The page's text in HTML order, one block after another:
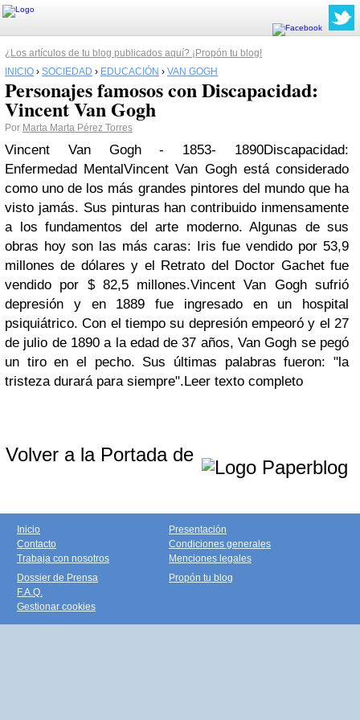
¿Los artículos de tu blog publicados aquí? ¡Propón tu blog!
INICIO › SOCIEDAD › EDUCACIÓN › VAN GOGH
Personajes famosos con Discapacidad:
Vincent Van Gogh
Por Marta Marta Pérez Torres
Vincent Van Gogh - 1853- 1890Discapacidad:
Enfermedad MentalVincent Van Gogh está considerado
como uno de los más grandes pintores del mundo que ha
visto jamás. Sus pinturas han contribuido inmensamente
a los fundamentos del arte moderno. Algunas de sus
obras hoy son las más caras: Iris fue vendido por 53,9
millones de dólares y el Retrato del Doctor Gachet fue
vendido por $ 82,5 millones.Vincent Van Gogh sufrió
depresión y en 1889 fue ingresado en un hospital
psiquiátrico. Con el tiempo su depresión empeoró y el 27
de julio de 1890 a la edad de 37 años, Van Gogh se pegó
un tiro en el pecho. Sus últimas palabras fueron: "la
tristeza durará para siempre".Leer texto completo
Volver a la Portada de
Inicio
Contacto
Trabaja con nosotros
Presentación
Condiciones generales
Menciones legales
Dossier de Prensa
F.A.Q.
Gestionar cookies
Propón tu blog